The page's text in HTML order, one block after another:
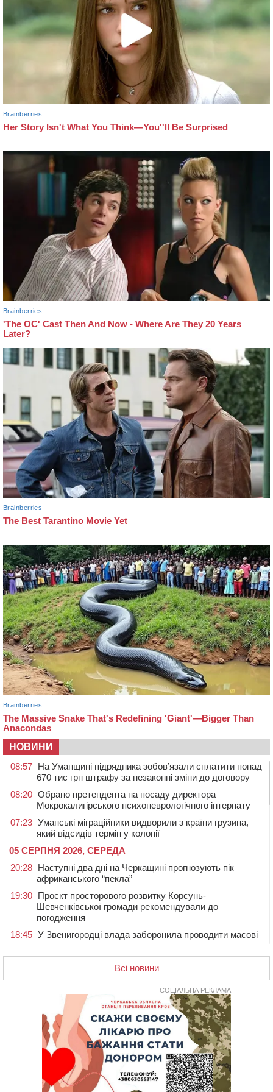
НОВИНИ
08:57 На Уманщині підрядника зобов’язали сплатити понад
670 тис грн штрафу за незаконні зміни до договору
08:20 Обрано претендента на посаду директора
Мокрокалигірського психоневрологічного інтернату
07:23 Уманські міграційники видворили з країни грузина,
який відсидів термін у колонії
05 СЕРПНЯ 2026, СЕРЕДА
20:28 Наступні два дні на Черкащині прогнозують пік
африканського “пекла”
19:30 Проєкт просторового розвитку Корсунь-
Шевченківської громади рекомендували до
погодження
18:45 У Звенигородці влада заборонила проводити масові
Боксерка з Черкащини готується до чемпіонату
Європи серед молоді
На Черкащині державі повернуть понад 2,6 га земель
природно-заповідного фонду
На Лисянщині проведуть в останню путь
полеглого внаслідок атаки FPV-дрона воїна
У Дахнівському лісництві екоінспектори натрапили на
незаконне будівництво
У лікарні померла жінка, яку на пішохідному переході
Всі новини
СОЦІАЛЬНА РЕКЛАМА